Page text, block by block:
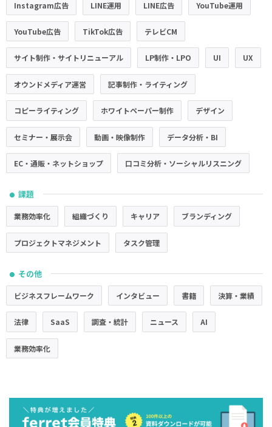
Instagram広告 LINE運用 LINE広告 YouTube運用
YouTube広告 TikTok広告 テレビCM
サイト制作・サイトリニューアル LP制作・LPO UI UX
オウンドメディア運営 記事制作・ライティング
コピーライティング ホワイトペーパー制作 デザイン
セミナー・展示会 動画・映像制作 データ分析・BI
EC・通販・ネットショップ 口コミ分析・ソーシャルリスニング
● 課題
業務効率化 組織づくり キャリア ブランディング
プロジェクトマネジメント タスク管理
● その他
ビジネスフレームワーク インタビュー 書籍 決算・業績
法律 SaaS 調査・統計 ニュース AI
業務効率化